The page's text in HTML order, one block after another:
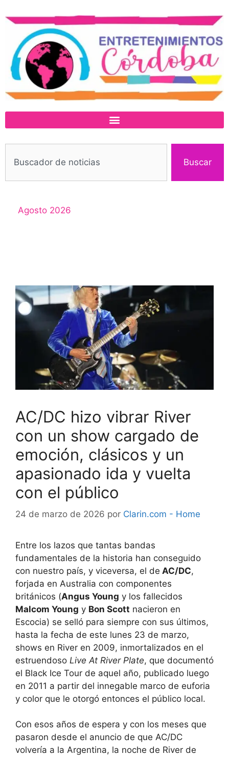
Buscar
Agosto 2026
AC/DC hizo vibrar River
con un show cargado de
emoción, clásicos y un
apasionado ida y vuelta
con el público
24 de marzo de 2026 por Clarin.com - Home
Entre los lazos que tantas bandas
fundamentales de la historia han conseguido
con nuestro país, y viceversa, el de AC/DC,
forjada en Australia con componentes
británicos (Angus Young y los fallecidos
Malcom Young y Bon Scott nacieron en
Escocia) se selló para siempre con sus últimos,
hasta la fecha de este lunes 23 de marzo,
shows en River en 2009, inmortalizados en el
estruendoso Live At River Plate, que documentó
el Black Ice Tour de aquel año, publicado luego
en 2011 a partir del innegable marco de euforia
y color que le otorgó entonces el público local.
Con esos años de espera y con los meses que
pasaron desde el anuncio de que AC/DC
volvería a la Argentina, la noche de River de